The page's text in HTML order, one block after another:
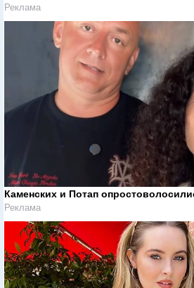
Реклама
Каменских и Потап
Реклама